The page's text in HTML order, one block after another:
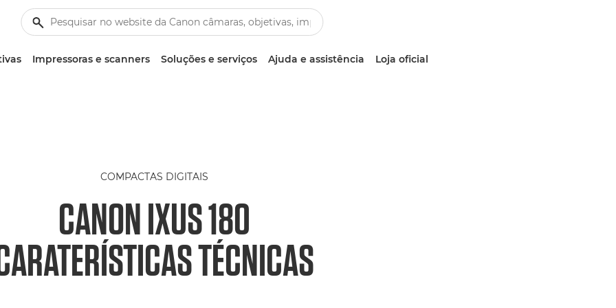
Impressoras e scanners Soluções e serviços Ajuda e assistência Loja oficial
COMPACTAS DIGITAIS
CANON IXUS 180
TÉCNICAS